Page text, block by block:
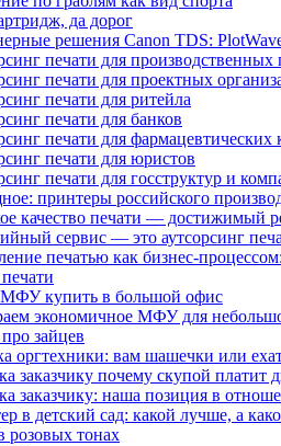
да дорог
решения Canon TDS:
печати для производственных
печати для проектных
печати для ритейла
печати для банков
печати для фармацевтических
печати для юристов
печати для госструктур и
принтеры российского
качество печати — достижимый
сервис — это аутсорсинг
печатью как бизнес-
МФУ купить в большой офис
экономичное МФУ для
зайцев
оргтехники: вам шашечки или
заказчику почему скупой платит
заказчику: наша позиция в
в детский сад: какой лучше, а
розовых тонах